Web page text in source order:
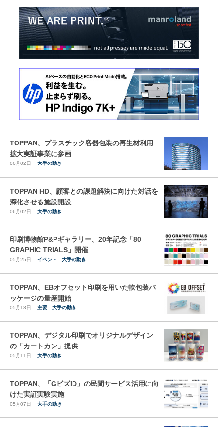
TOPPAN、プラスチック容器包装の再生材利用
拡大実証事業に参画
06月02日 大手の動き
TOPPAN HD、顧客との課題解決に向けた対話を
深化させる施設開設
06月02日 大手の動き
印刷博物館P&Pギャラリー、20年記念「80
GRAPHIC TRIALS」開催
05月25日 イベント 大手の動き
TOPPAN、EBオフセット印刷を用いた軟包装パ
ッケージの量産開始
05月18日 主要 大手の動き
TOPPAN、デジタル印刷でオリジナルデザイン
の「カートカン」提供
05月11日 大手の動き
TOPPAN、「GビズID」の民間サービス活用に向
けた実証実験実施
05月07日 大手の動き